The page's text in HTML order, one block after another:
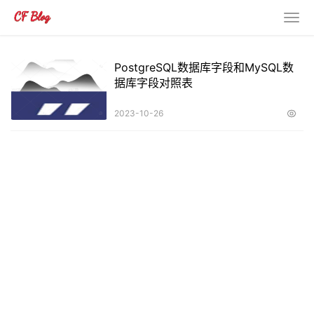
PostgreSQL数据库字段和MySQL数
据库字段对照表
2023-10-26